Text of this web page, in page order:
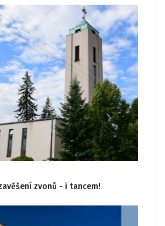
zvonů - i tancem!